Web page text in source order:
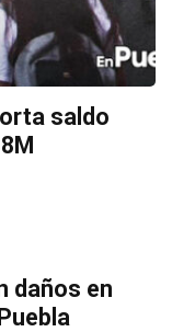
saldo
daños en